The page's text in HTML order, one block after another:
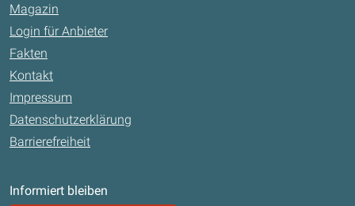
Magazin
Login für Anbieter
Fakten
Kontakt
Impressum
Datenschutzerklärung
Barrierefreiheit
Informiert bleiben